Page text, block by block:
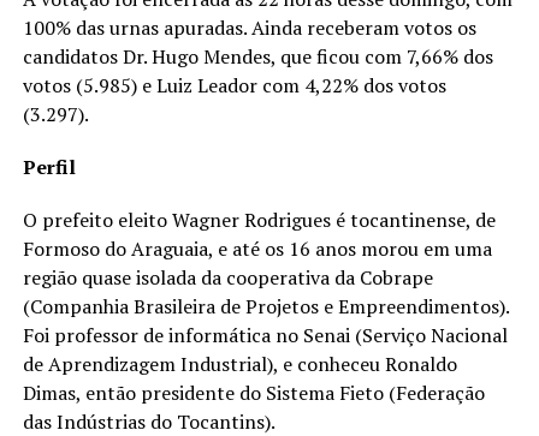
100% das urnas apuradas. Ainda receberam votos os
candidatos Dr. Hugo Mendes, que ficou com 7,66% dos
votos (5.985) e Luiz Leador com 4,22% dos votos
(3.297).
Perfil
O prefeito eleito Wagner Rodrigues é tocantinense, de
Formoso do Araguaia, e até os 16 anos morou em uma
região quase isolada da cooperativa da Cobrape
(Companhia Brasileira de Projetos e Empreendimentos).
Foi professor de informática no Senai (Serviço Nacional
de Aprendizagem Industrial), e conheceu Ronaldo
Dimas, então presidente do Sistema Fieto (Federação
das Indústrias do Tocantins).